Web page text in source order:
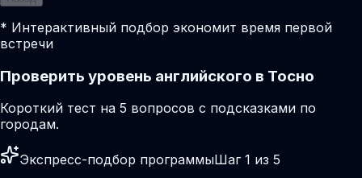
* Интерактивный подбор экономит время первой
встречи
Проверить уровень английского в Тосно
Короткий тест на 5 вопросов с подсказками по
городам.
Экспресс-подбор программыШаг 1 из 5